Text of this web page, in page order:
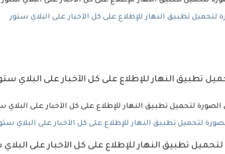
تطبيق النهار للإطلاع على كل الآخبار على البلاي ستور
تطبيق النهار للإطلاع على كل الآخبار على البلاي
لتحميل تطبيق النهار للإطلاع على كل الآخبار على البلاي
تطبيق النهار للإطلاع على كل الآخبار على